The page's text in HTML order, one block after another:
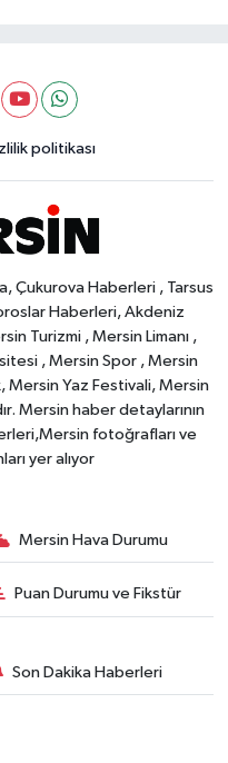
politikası
Çukurova Haberleri , Tarsus
Haberleri, Akdeniz
Turizmi , Mersin Limanı ,
, Mersin Spor , Mersin
Mersin Yaz Festivali, Mersin
Mersin haber detaylarının
fotoğrafları ve
yer alıyor
Mersin Hava Durumu
Puan Durumu ve Fikstür
Son Dakika Haberleri